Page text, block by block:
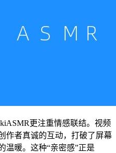
更注重情感联结。视频
作者真诚的互动，打破了屏幕
温暖。这种“亲密感”正是